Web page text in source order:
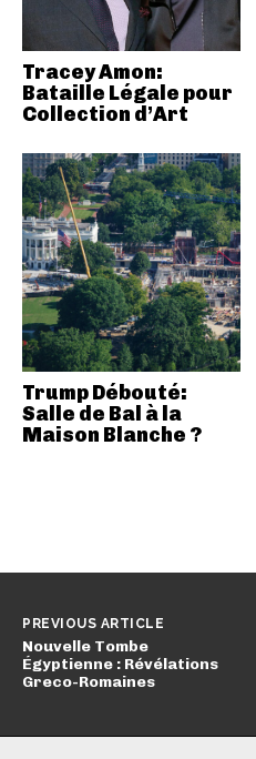
Tracey Amon:
Bataille Légale pour
Collection d’Art
Trump Débouté:
Salle de Bal à la
Maison Blanche ?
PREVIOUS ARTICLE
Nouvelle Tombe
Égyptienne : Révélations
Greco-Romaines